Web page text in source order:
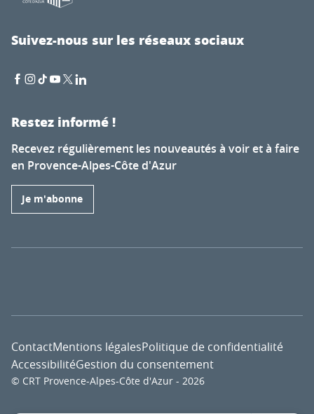
Exposition Apnea
Exposition - Gabriel Loppé
Suivez-nous sur les réseaux sociaux
Restez informé !
Recevez régulièrement les nouveautés à voir et à faire
en Provence-Alpes-Côte d'Azur
Je m'abonne
© CRT Provence-Alpes-Côte d'Azur - 2026
ContactMentions légalesPolitique de confidentialité
AccessibilitéGestion du consentement